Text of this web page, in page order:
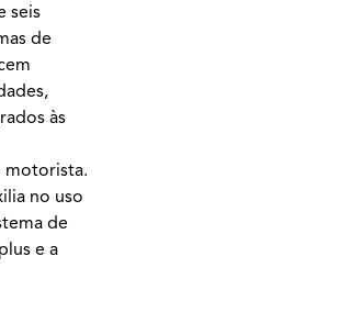
seis
de
às
motorista.
no uso
de
e a